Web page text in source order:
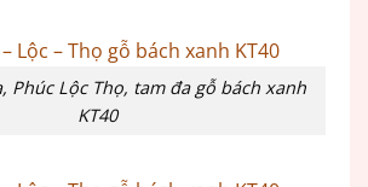
Phúc Lộc Thọ, tam đa gỗ bách xanh
KT40